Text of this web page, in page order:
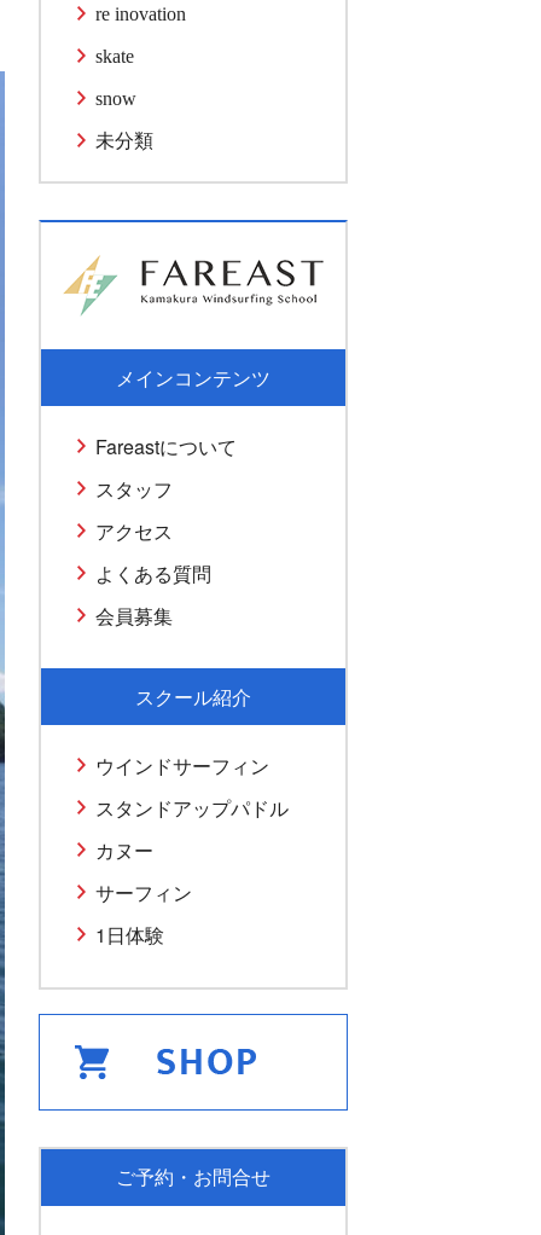
re inovation
skate
snow
未分類
メインコンテンツ
Fareastについて
スタッフ
アクセス
よくある質問
会員募集
スクール紹介
ウインドサーフィン
スタンドアップパドル
カヌー
サーフィン
1日体験
ご予約・お問合せ